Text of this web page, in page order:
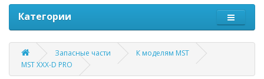
Категории
Запасные части
К моделям MST
MST XXX-D PRO